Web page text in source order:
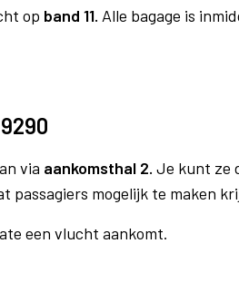
op band 11. Alle bagage is
via aankomsthal 2. Je kunt ze
passagiers mogelijk te maken
een vlucht aankomt.